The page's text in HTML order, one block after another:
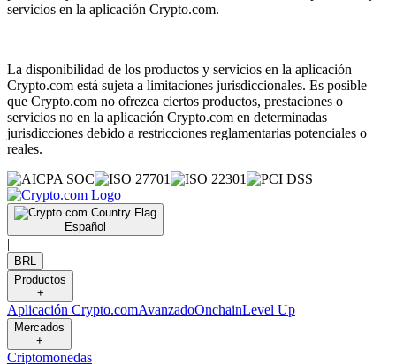
servicios en la aplicación Crypto.com.
La disponibilidad de los productos y servicios en la aplicación
Crypto.com está sujeta a limitaciones jurisdiccionales. Es posible
que Crypto.com no ofrezca ciertos productos, prestaciones o
servicios no en la aplicación Crypto.com en determinadas
jurisdicciones debido a restricciones reglamentarias potenciales o
reales.
Español
|
BRL
Productos
+
Aplicación Crypto.comAvanzadoOnchainLevel Up
Mercados
+
Criptomonedas